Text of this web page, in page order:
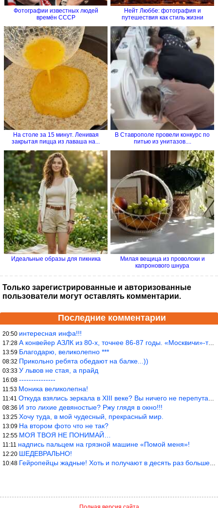
Фотографии известных людей
времён СССР
Нейт Люббе: фотография и
путешествия как стиль жизни
На столе за 15 минут. Ленивая
закрытая пицца из лаваша на...
В Ставрополе провели конкурс по
питью из унитазов....
Идеальные образы для пикника
Милая вещица из проволоки и
капронового шнура
Только зарегистрированные и авторизованные
пользователи могут оставлять комментарии.
Последние комментарии
20:50 интересная инфа!!!
17:28 А конвейер АЗЛК из 80-х, точнее 86-87 годы. «Москвичи»-то из пер
13:59 Благодарю, великолепно ***
08:32 Прикольно ребята обедают на балке...))
03:33 У львов не стая, а прайд
16:08 ---------------
11:53 Моника великолепна!
11:41 Откуда взялись зеркала в XIII веке? Вы ничего не перепутали?
08:36 И это лихие девяностые? Ржу глядя в окно!!!
13:25 Хочу туда, в мой чудесный, прекрасный мир.
13:09 На втором фото что не так?
12:55 МОЯ ТВОЯ НЕ ПОНИМАЙ…
11:11 надпись пальцем на грязной машине «Помой меня»!
12:20 ШЕДЕВРАЛЬНО!
10:48 Гейропейцы жадные! Хоть и получают в десять раз больше жителей б